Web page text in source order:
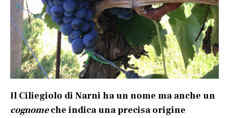
Il Ciliegiolo di Narni ha un nome ma anche un
cognomeche indica una precisa origine